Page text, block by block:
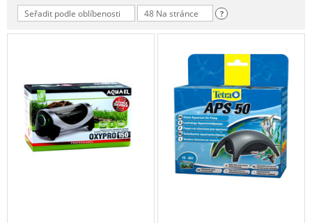
Seřadit podle oblíbenosti 48 Na stránce ?